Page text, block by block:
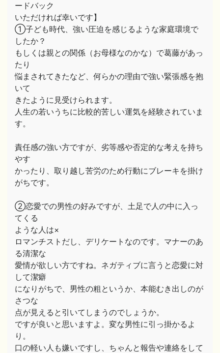
ードバック
いただければ幸いです】
①子ども時代、強い圧迫を感じるような家庭環境で
したか？
もしくは親との関係（お母様なのかな）で葛藤があっ
たり
悩まされてきたなど、何らかの理由で強い緊張感を抱
いて
きたように見受けられます。
人生の若いうちに比較的苦しい運気を経験されていま
す。
責任感の強い方ですが、劣等感や否定的な考えを持ち
やす
かったり、取り越し苦労のため行動にブレーキを掛け
がちです。
②恋愛での男性の好みですが、土足で人の中に入っ
てくる
ような人は×
ロマンチストだし、デリケートなのです。マナーのあ
る清潔な
愛情が欲しい方ですね。ネガティブに言うと恋愛に対
して潔癖
になりがちで、男性の粗というか、本能むき出しのが
さつな
点が見えると引いてしまうのでしょうか。
ですが良いと思いますよ。変な男性に引っ掛かるよ
り。
口の軽い人も嫌いですし、ちゃんと報告や連絡をして